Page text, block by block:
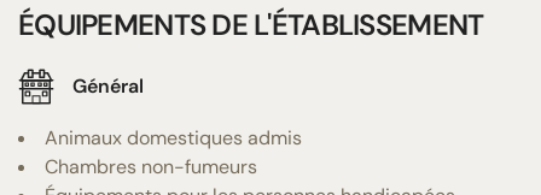
ÉQUIPEMENTS DE L'ÉTABLISSEMENT
Général
Animaux domestiques admis
Chambres non-fumeurs